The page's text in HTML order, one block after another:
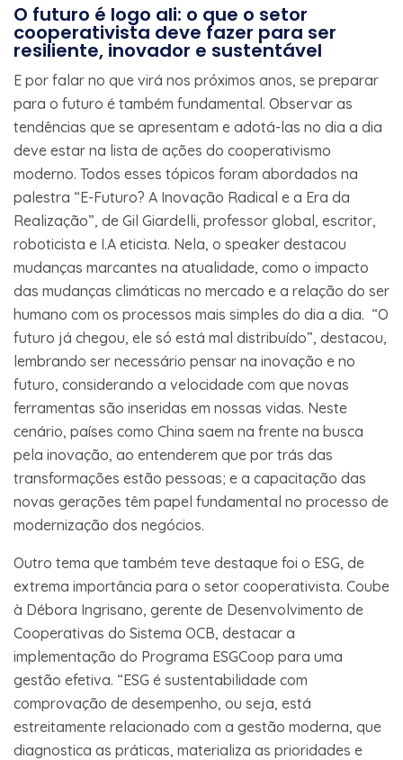
O futuro é logo ali: o que o setor
cooperativista deve fazer para ser
resiliente, inovador e sustentável
E por falar no que virá nos próximos anos, se preparar
para o futuro é também fundamental. Observar as
tendências que se apresentam e adotá-las no dia a dia
deve estar na lista de ações do cooperativismo
moderno. Todos esses tópicos foram abordados na
palestra “E-Futuro? A Inovação Radical e a Era da
Realização”, de Gil Giardelli, professor global, escritor,
roboticista e I.A eticista. Nela, o speaker destacou
mudanças marcantes na atualidade, como o impacto
das mudanças climáticas no mercado e a relação do ser
humano com os processos mais simples do dia a dia. “O
futuro já chegou, ele só está mal distribuído”, destacou,
lembrando ser necessário pensar na inovação e no
futuro, considerando a velocidade com que novas
ferramentas são inseridas em nossas vidas. Neste
cenário, países como China saem na frente na busca
pela inovação, ao entenderem que por trás das
transformações estão pessoas; e a capacitação das
novas gerações têm papel fundamental no processo de
modernização dos negócios.
Outro tema que também teve destaque foi o ESG, de
extrema importância para o setor cooperativista. Coube
à Débora Ingrisano, gerente de Desenvolvimento de
Cooperativas do Sistema OCB, destacar a
implementação do Programa ESGCoop para uma
gestão efetiva. “ESG é sustentabilidade com
comprovação de desempenho, ou seja, está
estreitamente relacionado com a gestão moderna, que
diagnostica as práticas, materializa as prioridades e